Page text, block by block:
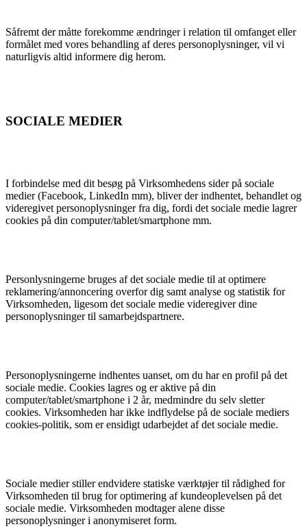
Såfremt der måtte forekomme ændringer i relation til omfanget eller
formålet med vores behandling af deres personoplysninger, vil vi
naturligvis altid informere dig herom.
SOCIALE MEDIER
I forbindelse med dit besøg på Virksomhedens sider på sociale
medier (Facebook, LinkedIn mm), bliver der indhentet, behandlet og
videregivet personoplysninger fra dig, fordi det sociale medie lagrer
cookies på din computer/tablet/smartphone mm.
Personlysningerne bruges af det sociale medie til at optimere
reklamering/annoncering overfor dig samt analyse og statistik for
Virksomheden, ligesom det sociale medie videregiver dine
personoplysninger til samarbejdspartnere.
Personoplysningerne indhentes uanset, om du har en profil på det
sociale medie. Cookies lagres og er aktive på din
computer/tablet/smartphone i 2 år, medmindre du selv sletter
cookies. Virksomheden har ikke indflydelse på de sociale mediers
cookies-politik, som er ensidigt udarbejdet af det sociale medie.
Sociale medier stiller endvidere statiske værktøjer til rådighed for
Virksomheden til brug for optimering af kundeoplevelsen på det
sociale medie. Virksomheden modtager alene disse
personoplysninger i anonymiseret form.